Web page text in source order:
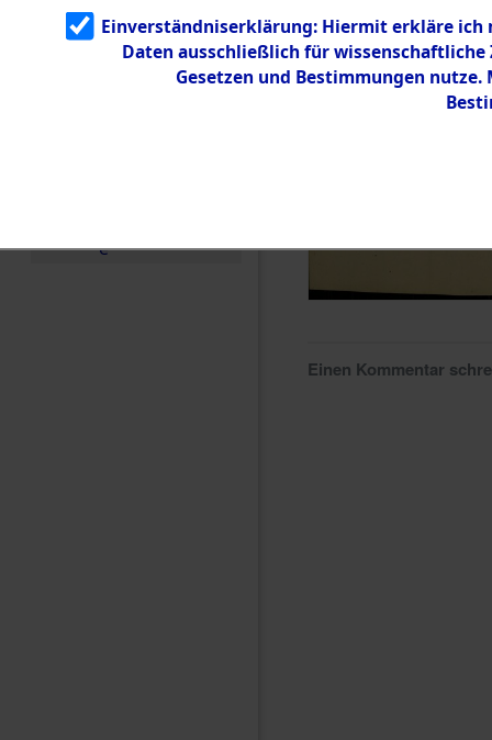
g
5.3.3
Todesmärsch
e
Einen Kommentar
Einverständniserklärung: Hiermit erkläre ich
Daten ausschließlich für
Gesetzen und Bestimmungen